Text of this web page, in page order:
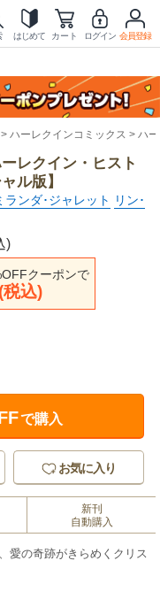
はじめて カート ログイン 会員登録
ハーレクインコミックス ハ
レクイン・ヒスト
ル版】
ランダ･ジャレット
リン･
)
クーポンで
込)
で購入
お気に入り
新刊
自動購入
愛の奇跡がきらめくクリス